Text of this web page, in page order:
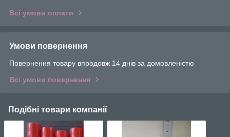
Всі умови оплати
Умови повернення
Повернення товару впродовж 14 днів за домовленістю
Всі умови повернення
Подібні товари компанії